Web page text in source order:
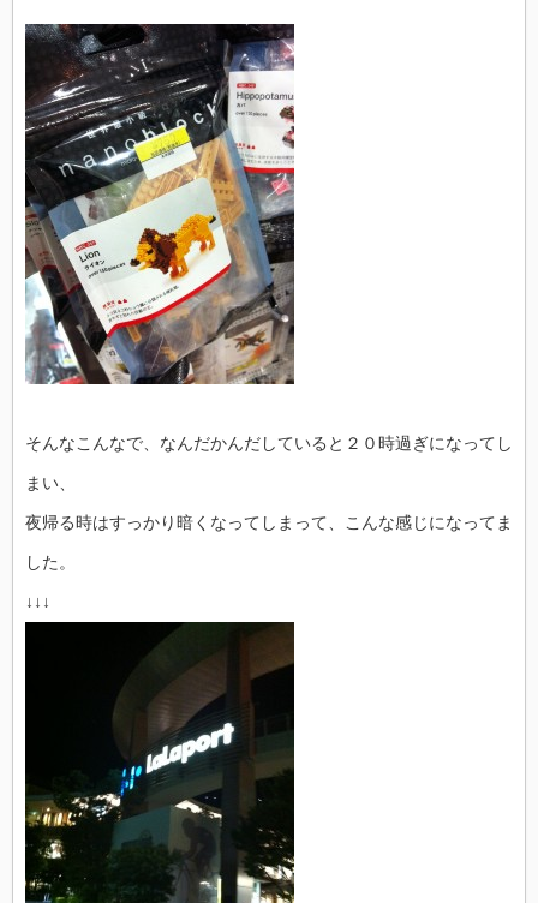
そんなこんなで、なんだかんだしていると２０時過ぎになってし
まい、
夜帰る時はすっかり暗くなってしまって、こんな感じになってま
した。
↓↓↓